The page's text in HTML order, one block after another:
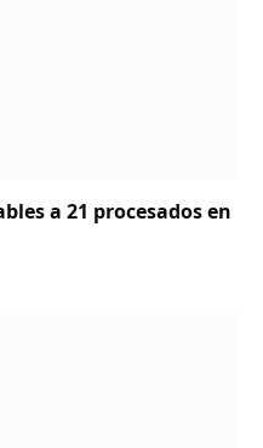
a 21 procesados en